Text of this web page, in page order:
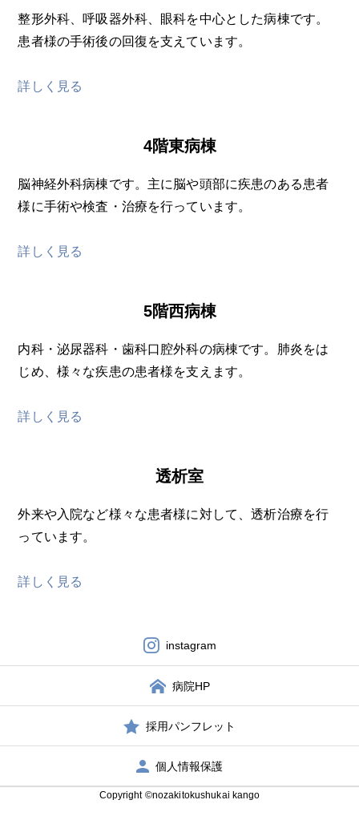
整形外科、呼吸器外科、眼科を中心とした病棟です。
患者様の手術後の回復を支えています。
詳しく見る
4階東病棟
脳神経外科病棟です。主に脳や頭部に疾患のある患者
様に手術や検査・治療を行っています。
詳しく見る
5階西病棟
内科・泌尿器科・歯科口腔外科の病棟です。肺炎をは
じめ、様々な疾患の患者様を支えます。
詳しく見る
透析室
外来や入院など様々な患者様に対して、透析治療を行
っています。
詳しく見る
instagram
病院HP
採用パンフレット
個人情報保護
Copyright ©nozakitokushukai kango